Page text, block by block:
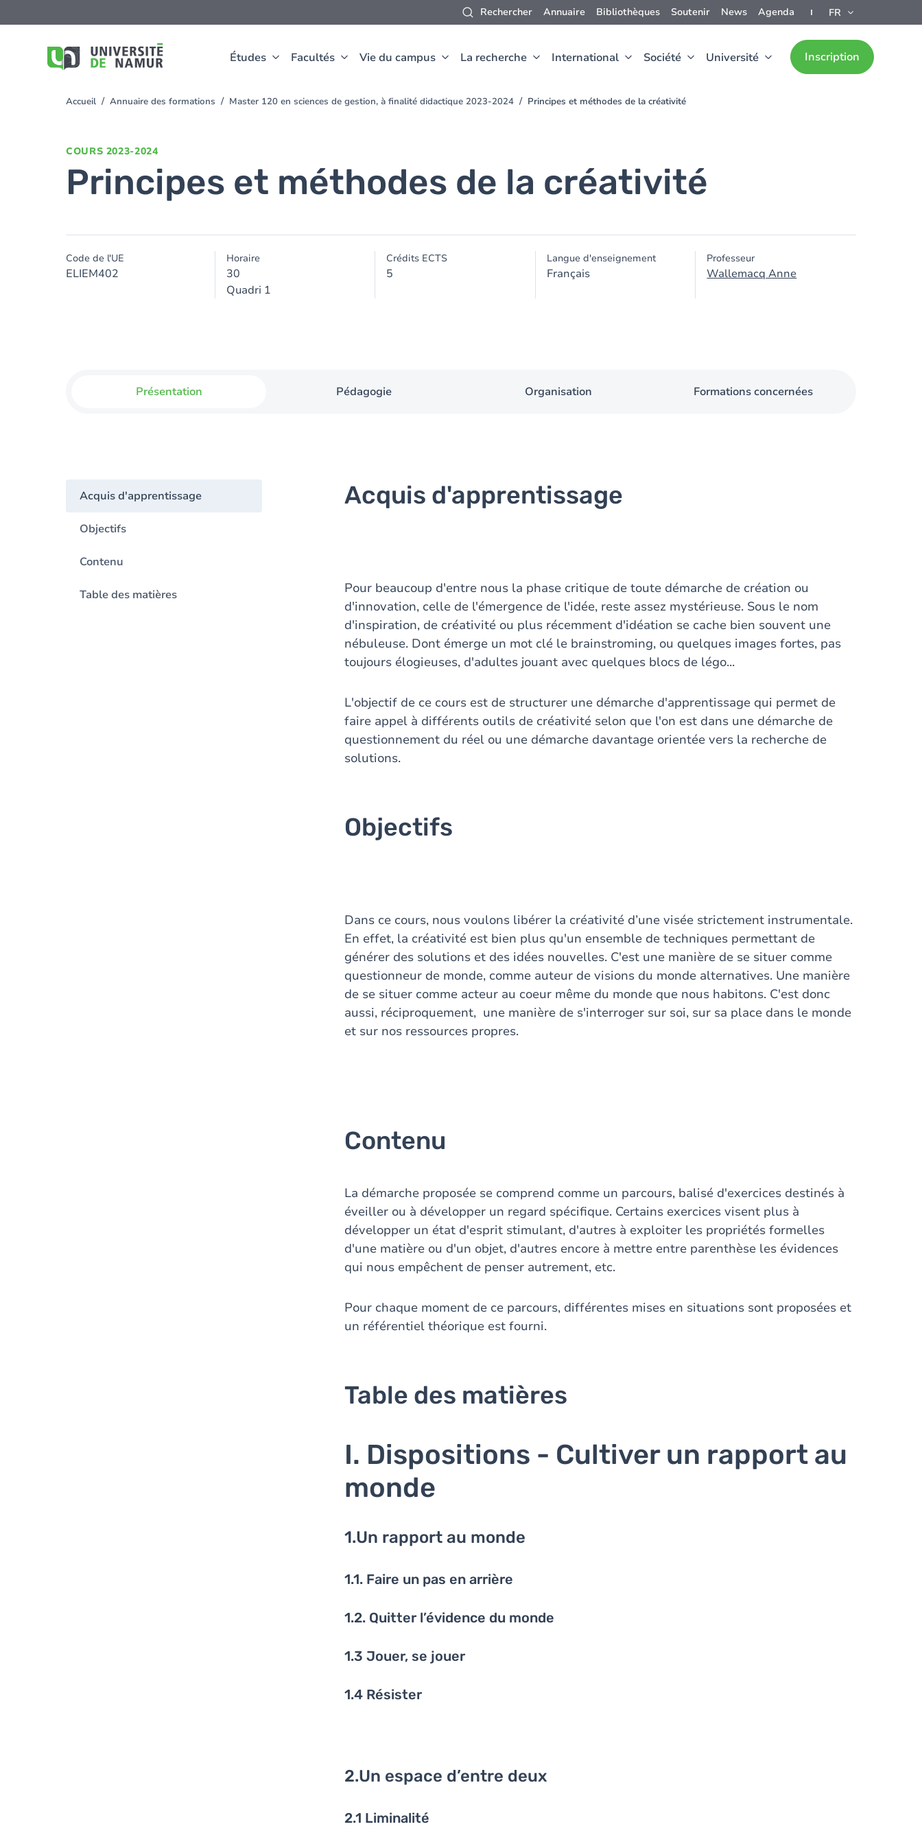
Rechercher Annuaire Bibliothèques Soutenir News Agenda FR
Études Facultés Vie du campus La recherche International Société Université Inscription
au
You
Accueil Annuaire des formations Master 120 en sciences de gestion, à finalité didactique 2023-2024 Principes et méthodes de la créativité
COURS 2023-2024
Principes et méthodes de la créativité
Code de l'UE
ELIEM402
Horaire
30
Quadri 1
Crédits ECTS
5
Langue d'enseignement
Français
Professeur
Wallemacq Anne
Présentation Pédagogie Organisation Formations concernées
Acquis d'apprentissage
Objectifs
Contenu
Table des matières
Acquis d'apprentissage
Pour beaucoup d'entre nous la phase critique de toute démarche de création ou
d'innovation, celle de l'émergence de l'idée, reste assez mystérieuse. Sous le nom
d'inspiration, de créativité ou plus récemment d'idéation se cache bien souvent une
nébuleuse. Dont émerge un mot clé le brainstroming, ou quelques images fortes, pas
toujours élogieuses, d'adultes jouant avec quelques blocs de légo...
L'objectif de ce cours est de structurer une démarche d'apprentissage qui permet de
faire appel à différents outils de créativité selon que l'on est dans une démarche de
questionnement du réel ou une démarche davantage orientée vers la recherche de
solutions.
Objectifs
Dans ce cours, nous voulons libérer la créativité d’une visée strictement instrumentale.
En effet, la créativité est bien plus qu'un ensemble de techniques permettant de
générer des solutions et des idées nouvelles. C'est une manière de se situer comme
questionneur de monde, comme auteur de visions du monde alternatives. Une manière
de se situer comme acteur au coeur même du monde que nous habitons. C'est donc
aussi, réciproquement, une manière de s'interroger sur soi, sur sa place dans le monde
et sur nos ressources propres.
Contenu
La démarche proposée se comprend comme un parcours, balisé d'exercices destinés à
éveiller ou à développer un regard spécifique. Certains exercices visent plus à
développer un état d'esprit stimulant, d'autres à exploiter les propriétés formelles
d'une matière ou d'un objet, d'autres encore à mettre entre parenthèse les évidences
qui nous empêchent de penser autrement, etc.
Pour chaque moment de ce parcours, différentes mises en situations sont proposées et
un référentiel théorique est fourni.
Table des matières
I. Dispositions - Cultiver un rapport au
monde
1.Un rapport au monde
1.1. Faire un pas en arrière
1.2. Quitter l’évidence du monde
1.3 Jouer, se jouer
1.4 Résister
2.Un espace d’entre deux
2.1 Liminalité